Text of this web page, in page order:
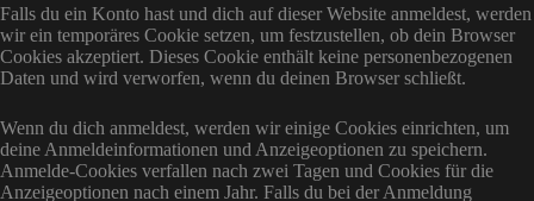
Falls du ein Konto hast und dich auf dieser Website anmeldest, werden
wir ein temporäres Cookie setzen, um festzustellen, ob dein Browser
Cookies akzeptiert. Dieses Cookie enthält keine personenbezogenen
Daten und wird verworfen, wenn du deinen Browser schließt.
Wenn du dich anmeldest, werden wir einige Cookies einrichten, um
deine Anmeldeinformationen und Anzeigeoptionen zu speichern.
Anmelde-Cookies verfallen nach zwei Tagen und Cookies für die
Anzeigeoptionen nach einem Jahr. Falls du bei der Anmeldung